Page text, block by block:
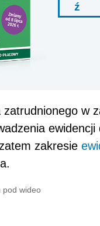
ź
zatrudnionego w
zakresie
pod wideo